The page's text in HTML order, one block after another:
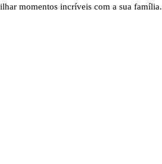
momentos incríveis com a sua família.